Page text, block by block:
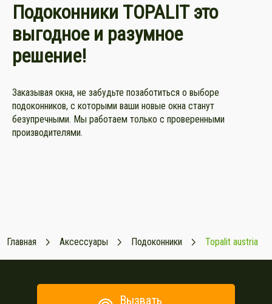
Подоконники TOPALIT это
выгодное и разумное
решение!
Заказывая окна, не забудьте позаботиться о выборе
подоконников, с которыми ваши новые окна станут
безупречными. Мы работаем только с проверенными
производителями.
Главная Аксессуары Подоконники Topalit austria
Вызвать